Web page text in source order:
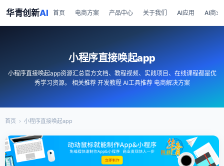
华青创新AI 首页 电商方案 产品中心 关于我们 AI应用 AI商业
小程序直接唤起app
小程序直接唤起app资源汇总官方文档、教程视频、实践项目、在线课程都是优
秀学习资源。 相关推荐 开发教程 AI工具推荐 电商解决方案
首页 › 小程序直接唤起app